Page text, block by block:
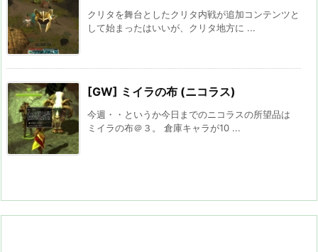
クリタを舞台としたクリタ内戦が追加コンテンツと
して始まったはいいが、クリタ地方に ...
[GW] ミイラの布 (ニコラス)
今週・・というか今日までのニコラスの所望品は
ミイラの布＠３。 倉庫キャラが10 ...